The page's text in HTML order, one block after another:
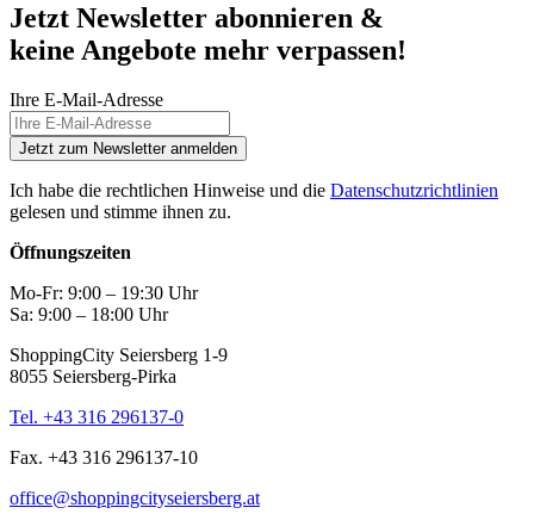
Jetzt Newsletter abonnieren &
keine Angebote mehr verpassen!
Ihre E-Mail-Adresse
Jetzt zum Newsletter anmelden
Ich habe die rechtlichen Hinweise und die Datenschutzrichtlinien
gelesen und stimme ihnen zu.
Öffnungszeiten
Mo-Fr: 9:00 – 19:30 Uhr
Sa: 9:00 – 18:00 Uhr
ShoppingCity Seiersberg 1-9
8055 Seiersberg-Pirka
Tel. +43 316 296137-0
Fax. +43 316 296137-10
office@shoppingcityseiersberg.at